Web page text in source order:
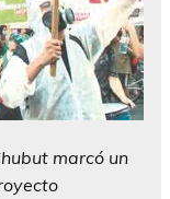
marcó un